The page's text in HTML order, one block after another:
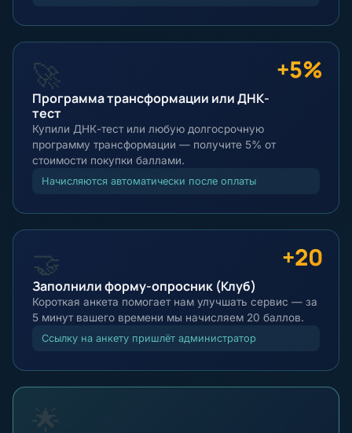
+5%
🚀
Программа трансформации или ДНК-
тест
Купили ДНК-тест или любую долгосрочную
программу трансформации — получите 5% от
стоимости покупки баллами.
Начисляются автоматически после оплаты
+20
🤝
Заполнили форму-опросник (Клуб)
Короткая анкета помогает нам улучшать сервис — за
5 минут вашего времени мы начисляем 20 баллов.
Ссылку на анкету пришлёт администратор
🌟